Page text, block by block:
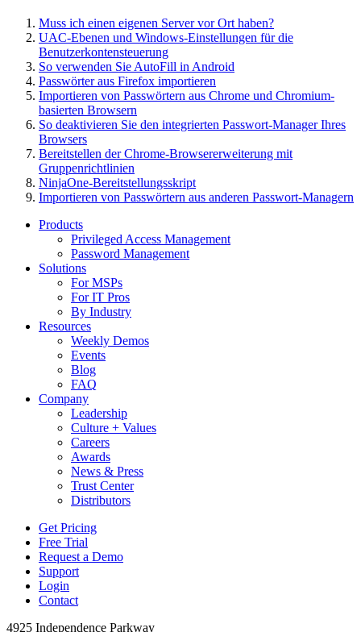
Muss ich einen eigenen Server vor Ort haben?
UAC-Ebenen und Windows-Einstellungen für die
Benutzerkontensteuerung
So verwenden Sie AutoFill in Android
Passwörter aus Firefox importieren
Importieren von Passwörtern aus Chrome und Chromium-
basierten Browsern
So deaktivieren Sie den integrierten Passwort-Manager Ihres
Browsers
Bereitstellen der Chrome-Browsererweiterung mit
Gruppenrichtlinien
NinjaOne-Bereitstellungsskript
Importieren von Passwörtern aus anderen Passwort-Managern
Products
Privileged Access Management
Password Management
Solutions
For MSPs
For IT Pros
By Industry
Resources
Weekly Demos
Events
Blog
FAQ
Company
Leadership
Culture + Values
Careers
Awards
News & Press
Trust Center
Distributors
Get Pricing
Free Trial
Request a Demo
Support
Login
Contact
4925 Independence Parkway